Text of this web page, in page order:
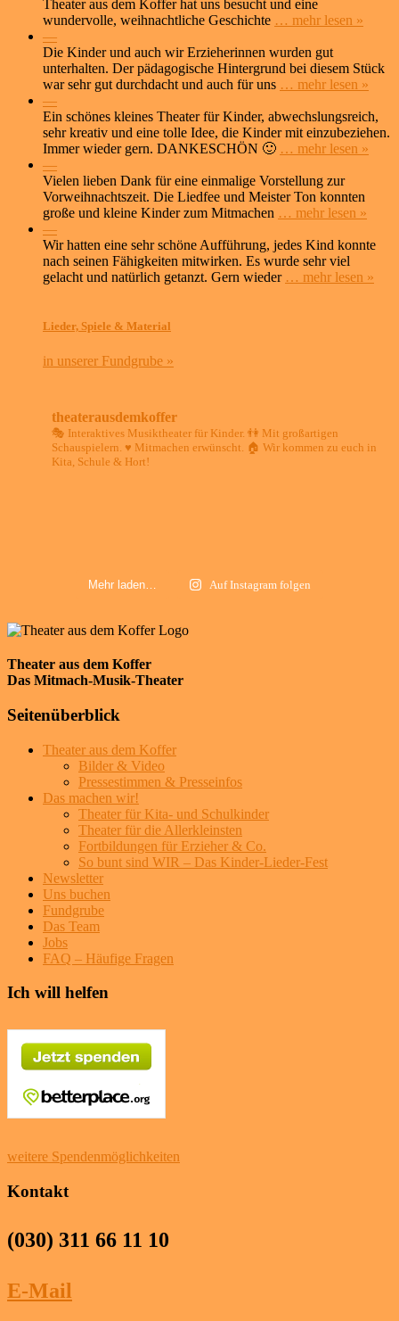
Theater aus dem Koffer hat uns besucht und eine
wundervolle, weihnachtliche Geschichte … mehr lesen »
—
Die Kinder und auch wir Erzieherinnen wurden gut
unterhalten. Der pädagogische Hintergrund bei diesem Stück
war sehr gut durchdacht und auch für uns … mehr lesen »
—
Ein schönes kleines Theater für Kinder, abwechslungsreich,
sehr kreativ und eine tolle Idee, die Kinder mit einzubeziehen.
Immer wieder gern. DANKESCHÖN 🙂 … mehr lesen »
—
Vielen lieben Dank für eine einmalige Vorstellung zur
Vorweihnachtszeit. Die Liedfee und Meister Ton konnten
große und kleine Kinder zum Mitmachen … mehr lesen »
—
Wir hatten eine sehr schöne Aufführung, jedes Kind konnte
nach seinen Fähigkeiten mitwirken. Es wurde sehr viel
gelacht und natürlich getanzt. Gern wieder … mehr lesen »
Lieder, Spiele & Material
in unserer Fundgrube »
theaterausdemkoffer
🎭 Interaktives Musiktheater für Kinder. 👫 Mit großartigen
Schauspielern. ♥️ Mitmachen erwünscht. 🏠 Wir kommen zu euch in
Kita, Schule & Hort!
Mehr laden… Auf Instagram folgen
Theater aus dem Koffer
Das Mitmach-Musik-Theater
Seitenüberblick
Theater aus dem Koffer
Bilder & Video
Pressestimmen & Presseinfos
Das machen wir!
Theater für Kita- und Schulkinder
Theater für die Allerkleinsten
Fortbildungen für Erzieher & Co.
So bunt sind WIR – Das Kinder-Lieder-Fest
Newsletter
Uns buchen
Fundgrube
Das Team
Jobs
FAQ – Häufige Fragen
Ich will helfen
weitere Spendenmöglichkeiten
Kontakt
(030) 311 66 11 10
E-Mail